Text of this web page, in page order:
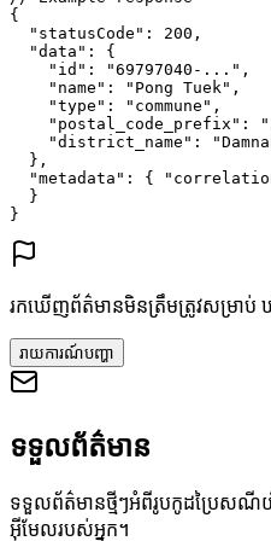
{
"statusCode" : 200 ,
"data" : {
"id" : "69797040-..." ,
"name" : "Pong Tuek" ,
"type" : "commune" ,
"postal_code_prefix" :
"district_name" :
},
"metadata" : {
}
}
រកឃើញព័ត៌មានមិនត្រឹមត្រូវសម្រា
រាយការណ៍បញ្ហា
ទទួលព័ត៌មាន
ទទួលព័ត៌មានថ្មីៗអំពីរូបកូដប្រៃសណីយ៍
អ៊ីមែលរបស់អ្នក។